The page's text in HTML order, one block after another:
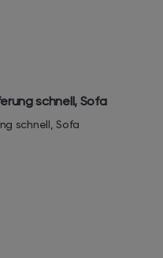
schnell, Sofa
schnell, Sofa